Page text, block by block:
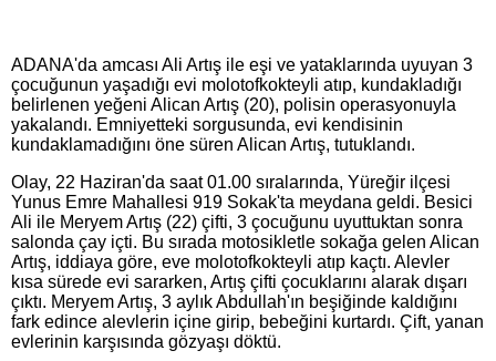
ADANA'da amcası Ali Artış ile eşi ve yataklarında uyuyan 3
çocuğunun yaşadığı evi molotofkokteyli atıp, kundakladığı
belirlenen yeğeni Alican Artış (20), polisin operasyonuyla
yakalandı. Emniyetteki sorgusunda, evi kendisinin
kundaklamadığını öne süren Alican Artış, tutuklandı.
Olay, 22 Haziran'da saat 01.00 sıralarında, Yüreğir ilçesi
Yunus Emre Mahallesi 919 Sokak'ta meydana geldi. Besici
Ali ile Meryem Artış (22) çifti, 3 çocuğunu uyuttuktan sonra
salonda çay içti. Bu sırada motosikletle sokağa gelen Alican
Artış, iddiaya göre, eve molotofkokteyli atıp kaçtı. Alevler
kısa sürede evi sararken, Artış çifti çocuklarını alarak dışarı
çıktı. Meryem Artış, 3 aylık Abdullah'ın beşiğinde kaldığını
fark edince alevlerin içine girip, bebeğini kurtardı. Çift, yanan
evlerinin karşısında gözyaşı döktü.